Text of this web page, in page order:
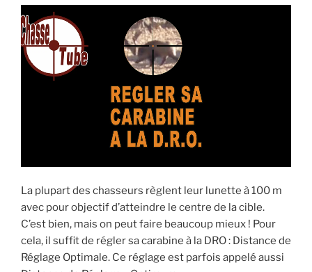
o
o
k
p
p
La plupart des chasseurs règlent leur lunette à 100 m
avec pour objectif d’atteindre le centre de la cible.
C’est bien, mais on peut faire beaucoup mieux ! Pour
cela, il suffit de régler sa carabine à la DRO : Distance de
Réglage Optimale. Ce réglage est parfois appelé aussi